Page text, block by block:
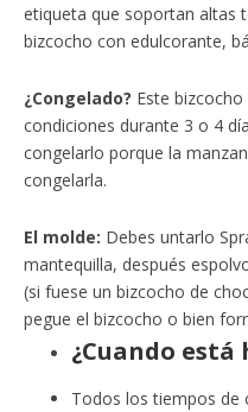
etiqueta que soportan altas
bizcocho con edulcorante,
¿Congelado? Este
condiciones durante 3 o 4
congelarlo porque la
congelarla.
El molde: Debes untarlo
mantequilla, después
(si fuese un bizcocho de
pegue el bizcocho o bien
¿Cuando está
Todos los tiempos de